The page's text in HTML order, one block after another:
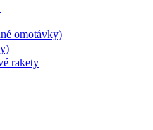
omotávky)
rakety